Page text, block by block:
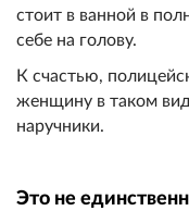
стоит в ванной в
себе на голову.
К счастью,
женщину в таком
наручники.
Это не